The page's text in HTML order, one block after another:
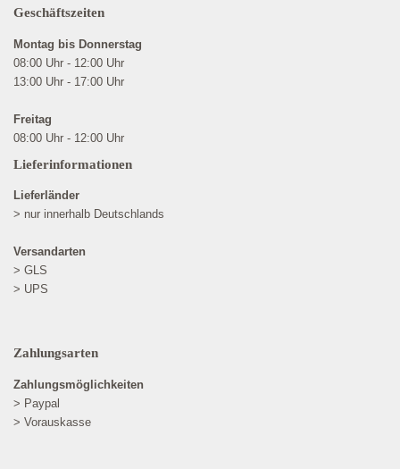
Geschäftszeiten
Montag bis Donnerstag
08:00 Uhr - 12:00 Uhr
13:00 Uhr - 17:00 Uhr
Freitag
08:00 Uhr - 12:00 Uhr
Lieferinformationen
Lieferländer
> nur innerhalb Deutschlands
Versandarten
> GLS
> UPS
Zahlungsarten
Zahlungsmöglichkeiten
> Paypal
> Vorauskasse